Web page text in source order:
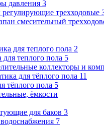
давления 3
трехходовые
смесительный
для теплого пола 2
для теплого пола 5
коллекторы и
для тёплого пола 11
тёплого пола 5
ёмкости
для баков 3
7